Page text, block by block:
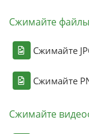
Сжимайте
Сжимайте
Сжимайте
Сжимайте